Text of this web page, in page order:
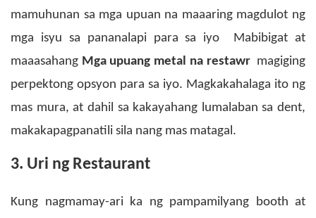
mamuhunan sa mga upuan na maaaring magdulot ng
mga isyu sa pananalapi para sa iyo
Mabibigat at
maaasahang Mga upuang metal na restawr magiging
perpektong opsyon para sa iyo. Magkakahalaga ito ng
mas mura, at dahil sa kakayahang lumalaban sa dent,
makakapagpanatili sila nang mas matagal.
3. Uri ng Restaurant
Kung nagmamay-ari ka ng pampamilyang booth at